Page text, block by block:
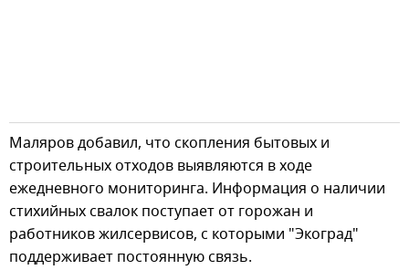
Маляров добавил, что скопления бытовых и
строительных отходов выявляются в ходе
ежедневного мониторинга. Информация о наличии
стихийных свалок поступает от горожан и
работников жилсервисов, с которыми "Экоград"
поддерживает постоянную связь.